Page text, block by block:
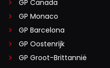
GP Canada
GP Monaco
GP Barcelona
GP Oostenrijk
GP Groot-Brittannië